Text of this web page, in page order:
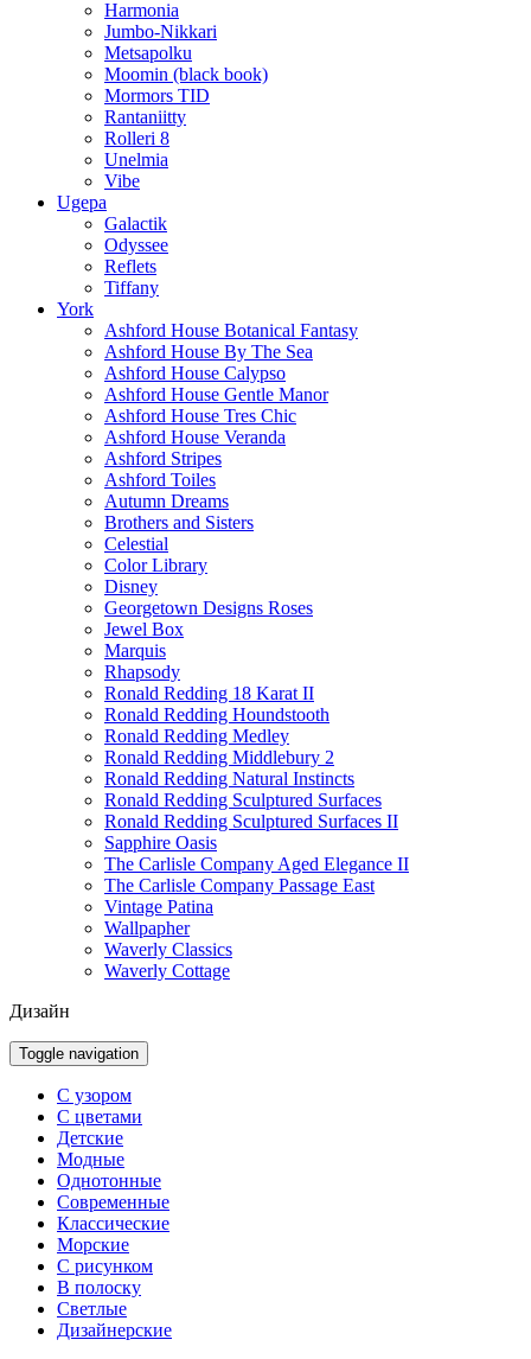
Harmonia
Jumbo-Nikkari
Metsapolku
Moomin (black book)
Mormors TID
Rantaniitty
Rolleri 8
Unelmia
Vibe
Ugepa
Galactik
Odyssee
Reflets
Tiffany
York
Ashford House Botanical Fantasy
Ashford House By The Sea
Ashford House Calypso
Ashford House Gentle Manor
Ashford House Tres Chic
Ashford House Veranda
Ashford Stripes
Ashford Toiles
Autumn Dreams
Brothers and Sisters
Celestial
Color Library
Disney
Georgetown Designs Roses
Jewel Box
Marquis
Rhapsody
Ronald Redding 18 Karat II
Ronald Redding Houndstooth
Ronald Redding Medley
Ronald Redding Middlebury 2
Ronald Redding Natural Instincts
Ronald Redding Sculptured Surfaces
Ronald Redding Sculptured Surfaces II
Sapphire Oasis
The Carlisle Company Aged Elegance II
The Carlisle Company Passage East
Vintage Patina
Wallpapher
Waverly Classics
Waverly Cottage
Дизайн
Toggle navigation
С узором
С цветами
Детские
Модные
Однотонные
Современные
Классические
Морские
С рисунком
В полоску
Светлые
Дизайнерские